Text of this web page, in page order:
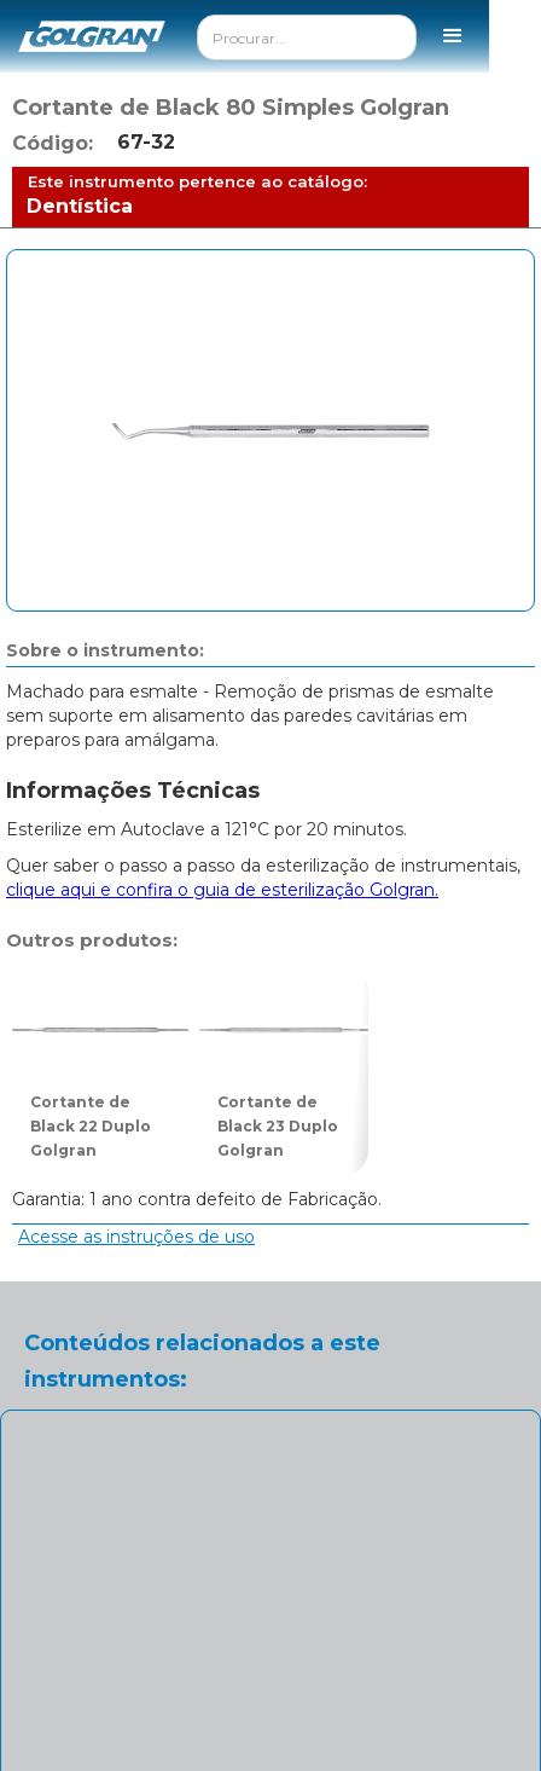
Cortante de Black 80 Simples Golgran
Código: 67-32
Este instrumento pertence ao catálogo:
Dentística
Sobre o instrumento:
Machado para esmalte - Remoção de prismas de esmalte
sem suporte em alisamento das paredes cavitárias em
preparos para amálgama.
Informações Técnicas
Esterilize em Autoclave a 121°C por 20 minutos.
Quer saber o passo a passo da esterilização de instrumentais,
clique aqui e confira o guia de esterilização Golgran.
Outros produtos:
Cortante de
Black 22 Duplo
Golgran
Cortante de
Black 23 Duplo
Golgran
Garantia: 1 ano contra defeito de Fabricação.
Acesse as instruções de uso
Conteúdos relacionados a este
instrumentos: